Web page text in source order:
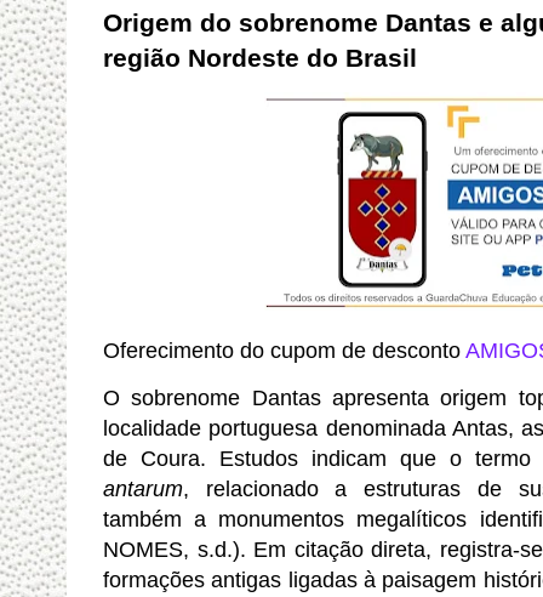
Origem do sobrenome Dantas e
região Nordeste do Brasil
Oferecimento do cupom de desconto
O sobrenome Dantas apresenta origem
localidade portuguesa denominada Antas,
de Coura. Estudos indicam que o
antarum, relacionado a estruturas de
também a monumentos megalíticos
NOMES, s.d.). Em citação direta, registra-
formações antigas ligadas à paisagem